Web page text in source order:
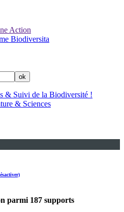
Action
Biodiversita
& Suivi de la Biodiversité !
& Sciences
parmi 187 supports